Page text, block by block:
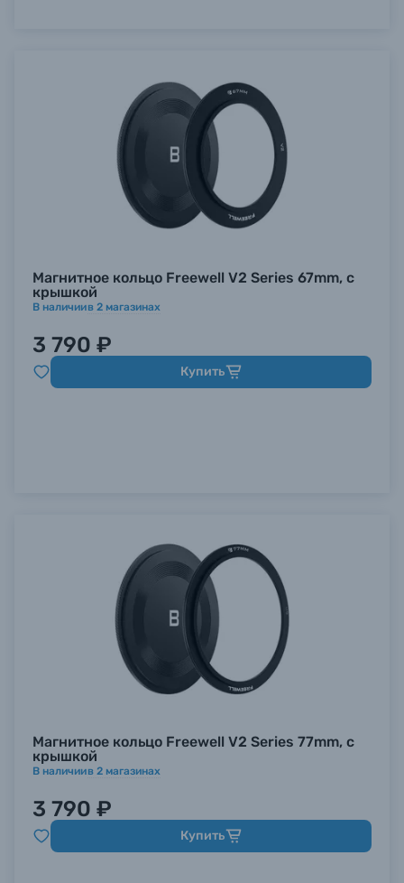
Магнитное кольцо Freewell V2 Series 67mm, с
крышкой
В наличиив 2 магазинах
3 790 ₽
Купить
Магнитное кольцо Freewell V2 Series 77mm, с
крышкой
В наличиив 2 магазинах
3 790 ₽
Купить